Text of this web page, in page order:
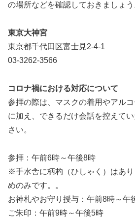
の場所などを確認しておきましょう
東京大神宮
東京都千代田区富士見2-4-1
03-3262-3566
コロナ禍における対応について
参拝の際は、マスクの着用やアル
に加え、できるだけ会話を控えて
さい。
参拝：午前6時～午後8時
※手水舎に柄杓（ひしゃく）はあ
めのみです。。
お神札やお守り授与：午前8時～午
ご朱印：午前9時～午後5時